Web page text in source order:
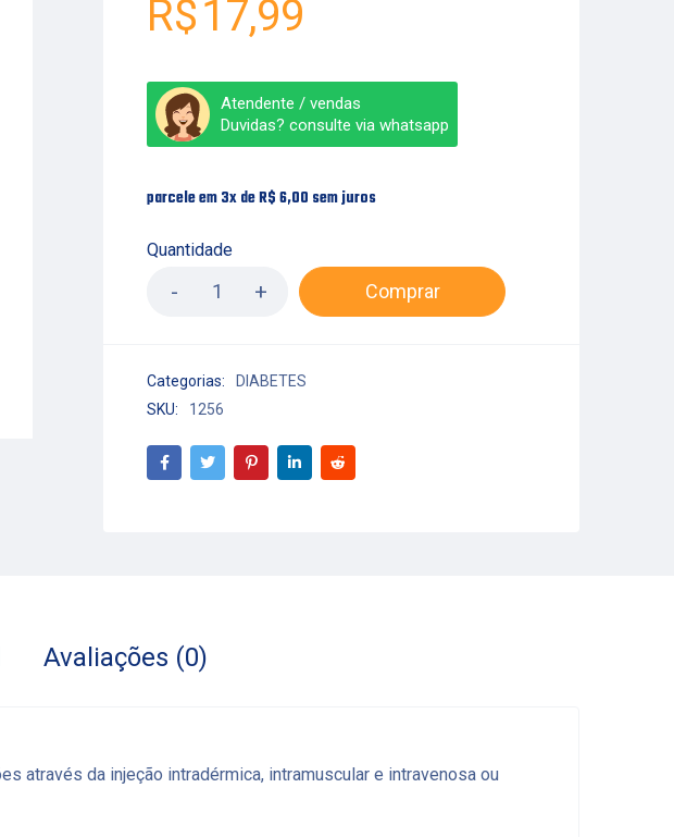
R$17,99
Atendente / vendas
Duvidas? consulte via whatsapp
parcele em 3x deR$6,00 sem juros
Quantidade
Comprar
Categorias:
DIABETES
SKU:
1256
Avaliações (0)
através da injeção intradérmica, intramuscular e intravenosa ou